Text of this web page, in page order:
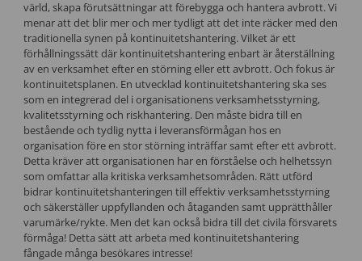
värld, skapa förutsättningar att förebygga och hantera avbrott. Vi
menar att det blir mer och mer tydligt att det inte räcker med den
traditionella synen på kontinuitetshantering. Vilket är ett
förhållningssätt där kontinuitetshantering enbart är återställning
av en verksamhet efter en störning eller ett avbrott. Och fokus är
kontinuitetsplanen. En utvecklad kontinuitetshantering ska ses
som en integrerad del i organisationens verksamhetsstyrning,
kvalitetsstyrning och riskhantering. Den måste bidra till en
bestående och tydlig nytta i leveransförmågan hos en
organisation före en stor störning inträffar samt efter ett avbrott.
Detta kräver att organisationen har en förståelse och helhetssyn
som omfattar alla kritiska verksamhetsområden. Rätt utförd
bidrar kontinuitetshanteringen till effektiv verksamhetsstyrning
och säkerställer uppfyllanden och åtaganden samt upprätthåller
varumärke/rykte. Men det kan också bidra till det civila försvarets
förmåga! Detta sätt att arbeta med kontinuitetshantering
fångade många besökares intresse!